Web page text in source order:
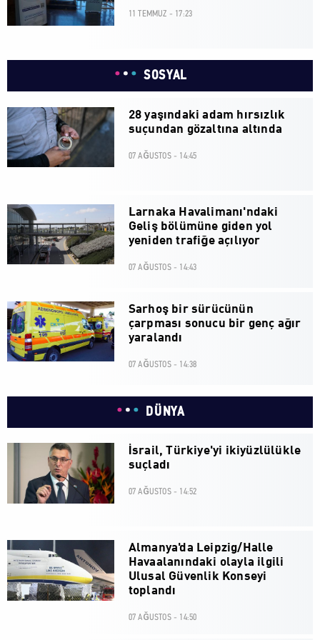
11 TEMMUZ - 17:23
SOSYAL
28 yaşındaki adam hırsızlık
suçundan gözaltına altında
07 AĞUSTOS - 14:45
Larnaka Havalimanı'ndaki
Geliş bölümüne giden yol
yeniden trafiğe açılıyor
07 AĞUSTOS - 14:43
Sarhoş bir sürücünün
çarpması sonucu bir genç ağır
yaralandı
07 AĞUSTOS - 14:38
DÜNYA
İsrail, Türkiye'yi ikiyüzlülükle
suçladı
07 AĞUSTOS - 14:52
Almanya'da Leipzig/Halle
Havaalanındaki olayla ilgili
Ulusal Güvenlik Konseyi
toplandı
07 AĞUSTOS - 14:50